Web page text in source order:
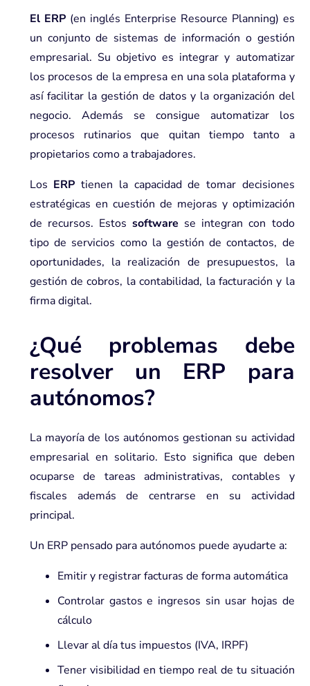
El ERP(en inglés Enterprise Resource Planning) es
un conjunto de sistemas de información o gestión
empresarial. Su objetivo es integrar y automatizar
los procesos de la empresa en una sola plataforma y
así facilitar la gestión de datos y la organización del
negocio. Además se consigue automatizar los
procesos rutinarios que quitan tiempo tanto a
propietarios como a trabajadores.
Los ERP tienen la capacidad de tomar decisiones
estratégicas en cuestión de mejoras y optimización
de recursos. Estossoftware se integran con todo
tipo de servicios como la gestión de contactos, de
oportunidades, la realización de presupuestos, la
gestión de cobros, la contabilidad, la facturación y la
firma digital.
¿Qué problemas debe
resolver un ERP para
autónomos?
La mayoría de los autónomos gestionan su actividad
empresarial en solitario. Esto significa que deben
ocuparse de tareas administrativas, contables y
fiscales además de centrarse en su actividad
principal.
Un ERP pensado para autónomos puede ayudarte a:
Emitir y registrar facturas de forma automática
Controlar gastos e ingresos sin usar hojas de
cálculo
Llevar al día tus impuestos (IVA, IRPF)
Tener visibilidad en tiempo real de tu situación